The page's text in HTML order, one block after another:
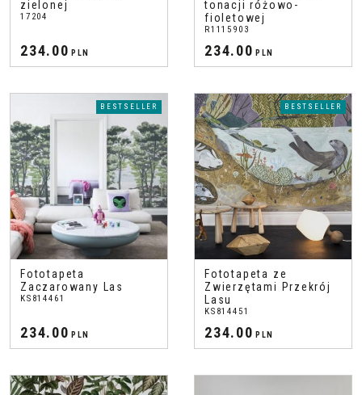
zielonej
17204
234.00 PLN
tonacji różowo-
fioletowej
R1115903
234.00 PLN
BESTSELLER
Fototapeta
Zaczarowany Las
KS814461
234.00 PLN
BESTSELLER
Fototapeta ze
Zwierzętami Przekrój
Lasu
KS814451
234.00 PLN